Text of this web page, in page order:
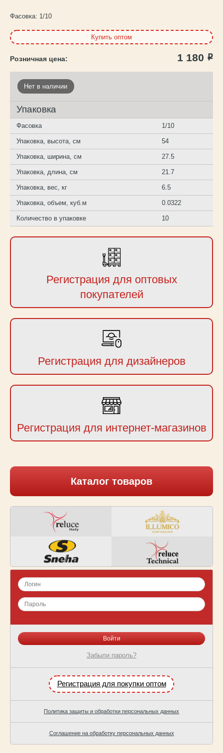
Фасовка: 1/10
Купить оптом
1 180 Р
Нет в наличии
Упаковка
Фасовка 1/10
Упаковка, высота, см 54
Упаковка, ширина, см 27.5
Упаковка, длина, см 21.7
Упаковка, вес, кг 6.5
Упаковка, объем, куб.м 0.0322
Количество в упаковке 10
Регистрация для оптовых
покупателей
Регистрация для дизайнеров
Регистрация для интернет-магазинов
Каталог товаров
Забыли пароль?
Регистрация для покупки оптом
Политика защиты и обработки персональных данных
Соглашение на обработку персональных данных